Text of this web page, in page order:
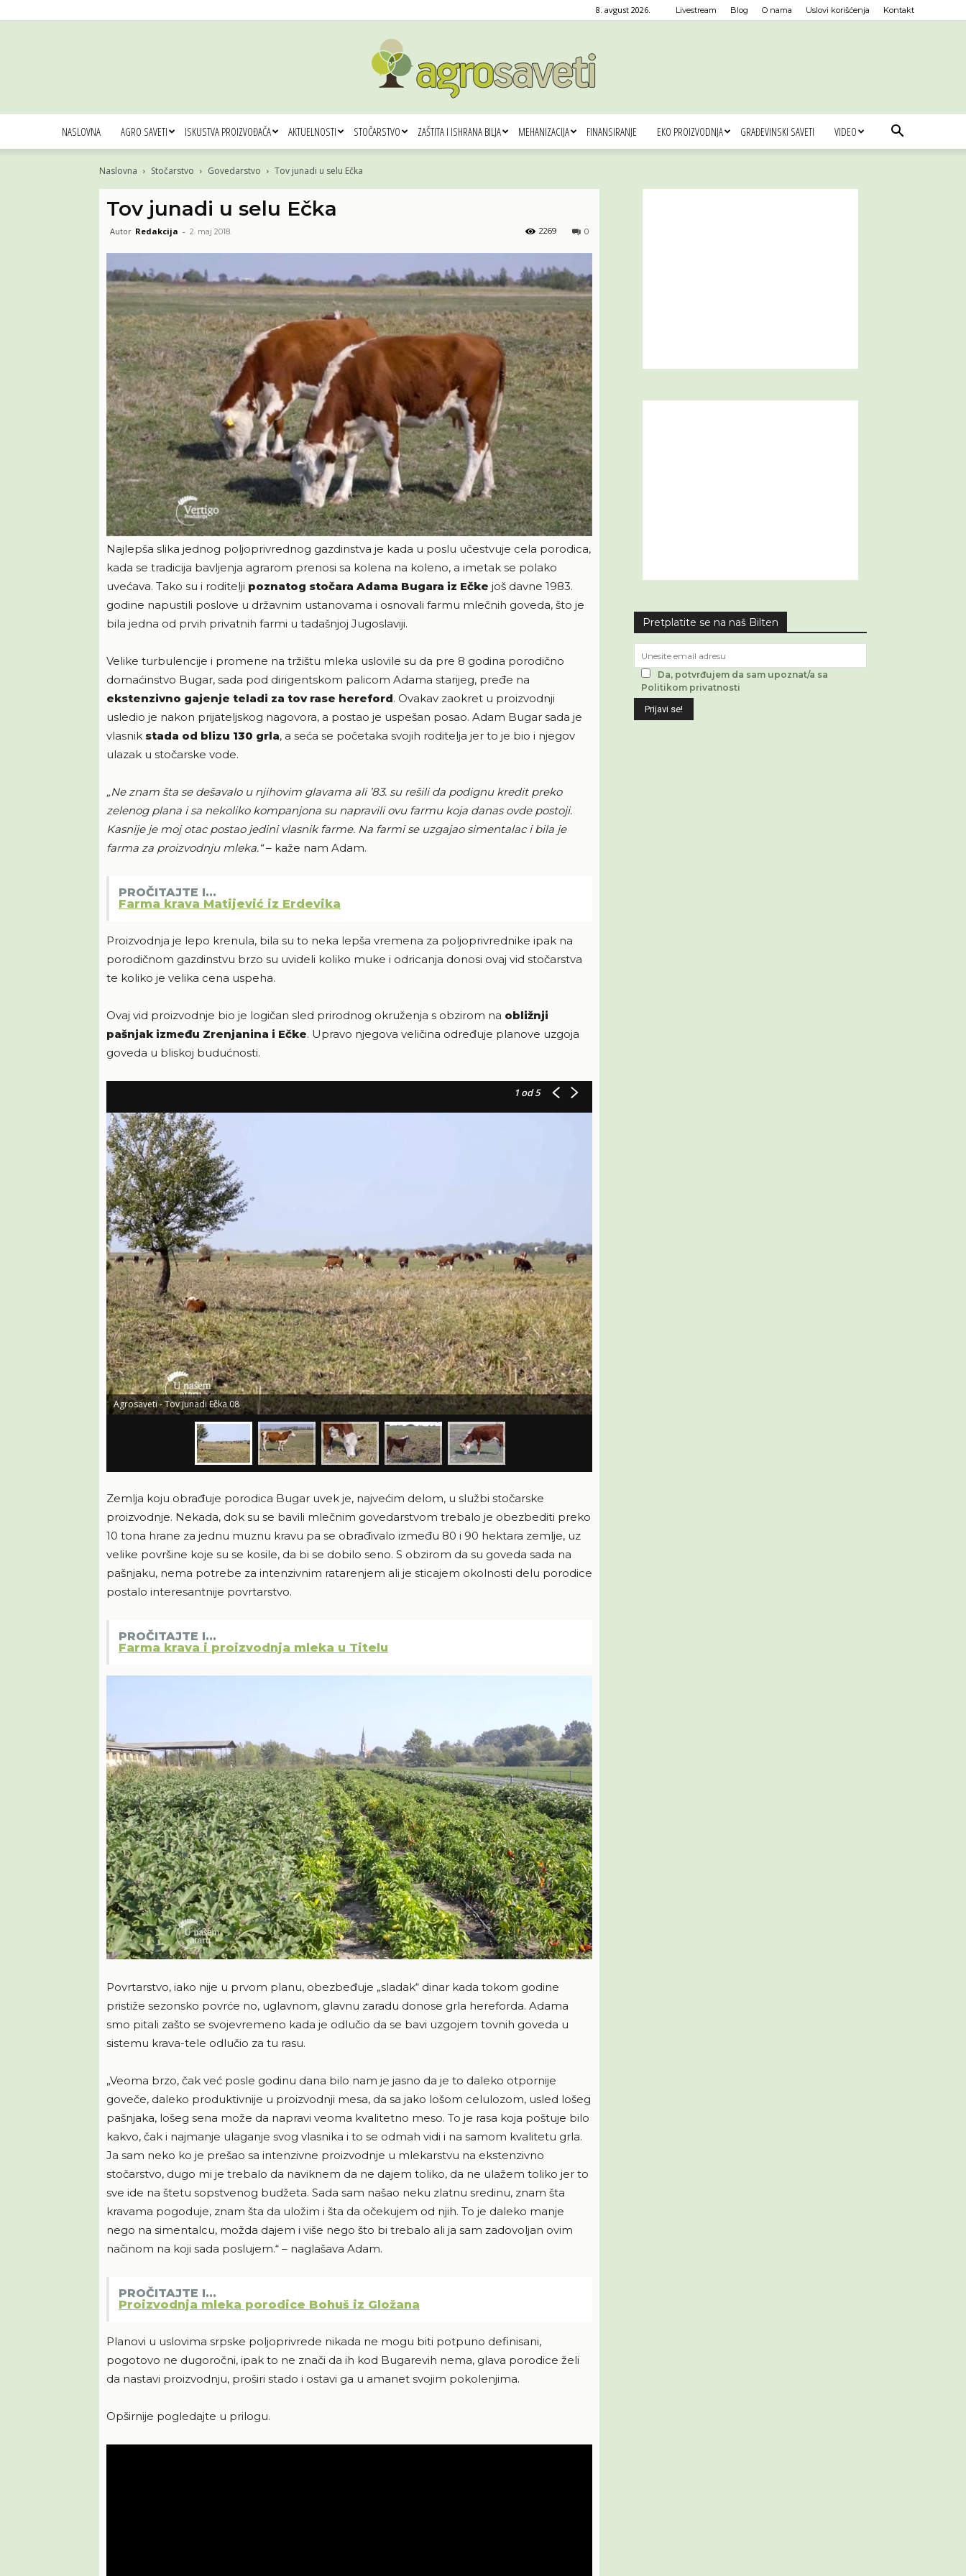
8. avgust 2026. Livestream Blog O nama Uslovi korišćenja Kontakt
Agro
NASLOVNA AGRO SAVETI ISKUSTVA PROIZVOĐAČA AKTUELNOSTI STOČARSTVO ZAŠTITA I ISHRANA BILJA MEHANIZACIJA FINANSIRANJE EKO PROIZVODNJA GRAĐEVINSKI SAVETI VIDEO
Naslovna Stočarstvo Govedarstvo Tov junadi u selu Ečka
Tov junadi u selu Ečka
Autor Redakcija - 2. maj 2018. 0
2269
Najlepša slika jednog poljoprivrednog gazdinstva je kada u poslu učestvuje cela porodica,
kada se tradicija bavljenja agrarom prenosi sa kolena na koleno, a imetak se polako
uvećava. Tako su i roditelji poznatog stočara Adama Bugara iz Ečke još davne 1983.
godine napustili poslove u državnim ustanovama i osnovali farmu mlečnih goveda, što je
bila jedna od prvih privatnih farmi u tadašnjoj Jugoslaviji.
Velike turbulencije i promene na tržištu mleka uslovile su da pre 8 godina porodično
domaćinstvo Bugar, sada pod dirigentskom palicom Adama starijeg, pređe na
ekstenzivno gajenje teladi za tov rase hereford. Ovakav zaokret u proizvodnji
usledio je nakon prijateljskog nagovora, a postao je uspešan posao. Adam Bugar sada je
vlasnik stada od blizu 130 grla, a seća se početaka svojih roditelja jer to je bio i njegov
ulazak u stočarske vode.
„Ne znam šta se dešavalo u njihovim glavama ali ’83. su rešili da podignu kredit preko
zelenog plana i sa nekoliko kompanjona su napravili ovu farmu koja danas ovde postoji.
Kasnije je moj otac postao jedini vlasnik farme. Na farmi se uzgajao simentalac i bila je
farma za proizvodnju mleka.“– kaže nam Adam.
PROČITAJTE I...
Farma krava Matijević iz Erdevika
Proizvodnja je lepo krenula, bila su to neka lepša vremena za poljoprivrednike ipak na
porodičnom gazdinstvu brzo su uvideli koliko muke i odricanja donosi ovaj vid stočarstva
te koliko je velika cena uspeha.
Ovaj vid proizvodnje bio je logičan sled prirodnog okruženja s obzirom na obližnji
pašnjak između Zrenjanina i Ečke. Upravo njegova veličina određuje planove uzgoja
goveda u bliskoj budućnosti.
1 od 5
Agrosaveti - Tov junadi Ečka 08
Zemlja koju obrađuje porodica Bugar uvek je, najvećim delom, u službi stočarske
proizvodnje. Nekada, dok su se bavili mlečnim govedarstvom trebalo je obezbediti preko
10 tona hrane za jednu muznu kravu pa se obrađivalo između 80 i 90 hektara zemlje, uz
velike površine koje su se kosile, da bi se dobilo seno. S obzirom da su goveda sada na
pašnjaku, nema potrebe za intenzivnim ratarenjem ali je sticajem okolnosti delu porodice
postalo interesantnije povrtarstvo.
PROČITAJTE I...
Farma krava i proizvodnja mleka u Titelu
Povrtarstvo, iako nije u prvom planu, obezbeđuje „sladak“ dinar kada tokom godine
pristiže sezonsko povrće no, uglavnom, glavnu zaradu donose grla hereforda. Adama
smo pitali zašto se svojevremeno kada je odlučio da se bavi uzgojem tovnih goveda u
sistemu krava-tele odlučio za tu rasu.
„Veoma brzo, čak već posle godinu dana bilo nam je jasno da je to daleko otpornije
goveče, daleko produktivnije u proizvodnji mesa, da sa jako lošom celulozom, usled lošeg
pašnjaka, lošeg sena može da napravi veoma kvalitetno meso. To je rasa koja poštuje bilo
kakvo, čak i najmanje ulaganje svog vlasnika i to se odmah vidi i na samom kvalitetu grla.
Ja sam neko ko je prešao sa intenzivne proizvodnje u mlekarstvu na ekstenzivno
stočarstvo, dugo mi je trebalo da naviknem da ne dajem toliko, da ne ulažem toliko jer to
sve ide na štetu sopstvenog budžeta. Sada sam našao neku zlatnu sredinu, znam šta
kravama pogoduje, znam šta da uložim i šta da očekujem od njih. To je daleko manje
nego na simentalcu, možda dajem i više nego što bi trebalo ali ja sam zadovoljan ovim
načinom na koji sada poslujem.“ – naglašava Adam.
PROČITAJTE I...
Proizvodnja mleka porodice Bohuš iz Gložana
Planovi u uslovima srpske poljoprivrede nikada ne mogu biti potpuno definisani,
pogotovo ne dugoročni, ipak to ne znači da ih kod Bugarevih nema, glava porodice želi
da nastavi proizvodnju, proširi stado i ostavi ga u amanet svojim pokolenjima.
Opširnije pogledajte u prilogu.
Pretplatite se na naš Bilten
Da, potvrđujem da sam upoznat/a sa
Politikom privatnosti